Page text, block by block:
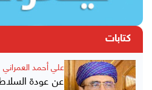
كتابات
علي أحمد العمراني
عن عودة